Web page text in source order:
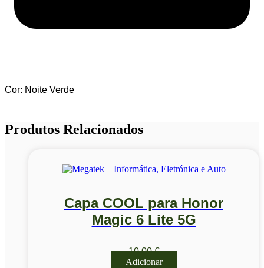
Cor: Noite Verde
Produtos Relacionados
Capa COOL para Honor
Magic 6 Lite 5G
10,00€
Adicionar